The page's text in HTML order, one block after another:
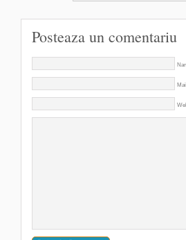
Posteaza un comentariu